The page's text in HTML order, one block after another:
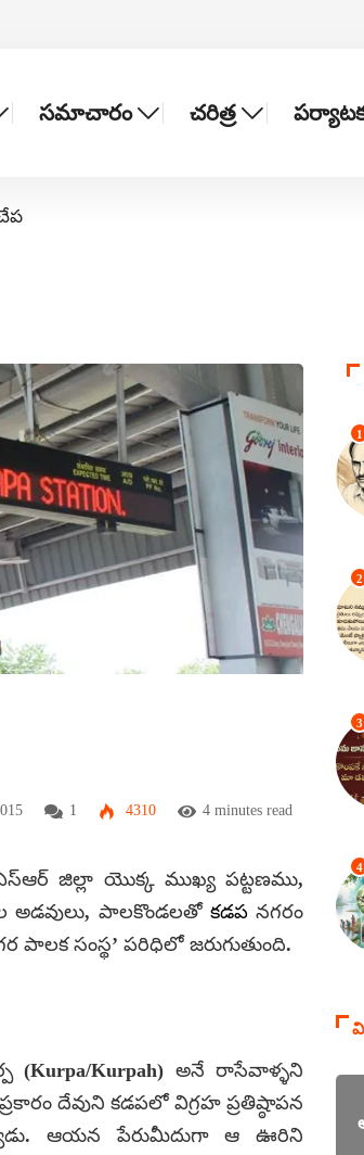
సమాచారం చరిత్ర
1 4310 4 minutes read
అడవులు, పాలకొండలతో కడపనగరం
సంస్థ’ పరిధిలో జరుగుతుంది.
(Kurpa/Kurpah) అనే రాసేవాళ్ళని
దేవుని కడపలో విగ్రహ ప్రతిష్ఠాపన
ఆయన పేరుమీదుగా ఆ ఊరిని
1
2
3
4